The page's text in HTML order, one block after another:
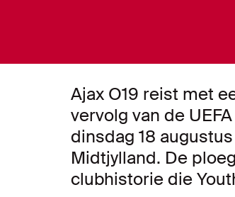
Ajax O19 reist met
vervolg van de
dinsdag 18
Midtjylland. De
clubhistorie die